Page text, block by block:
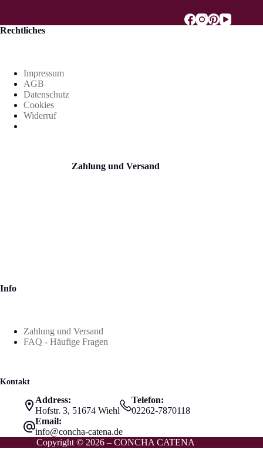
Rechtliches
Impressum
AGB
Datenschutz
Cookies
Widerruf
Zahlung und Versand
Info
Zahlung und Versand
FAQ - Häufige Fragen
Kontakt
Address:
Hofstr. 3, 51674 Wiehl
Telefon:
02262-7870118
Email:
info@concha-catena.de
Copyright © 2026 – CONCHA CATENA